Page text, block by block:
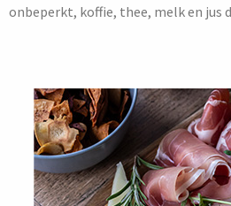
onbeperkt, koffie, thee, melk en jus